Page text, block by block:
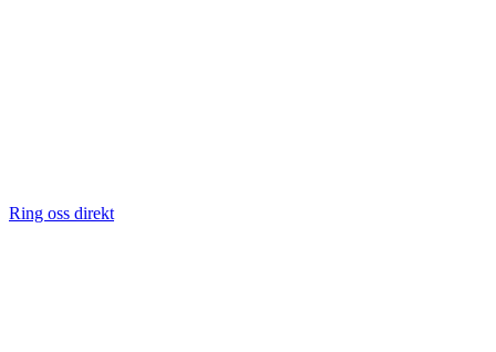
Ring oss direkt